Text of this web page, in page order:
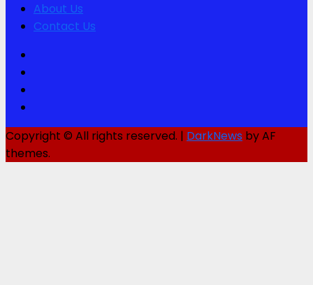
About Us
Contact Us
Copyright © All rights reserved. | DarkNews by AF
themes.